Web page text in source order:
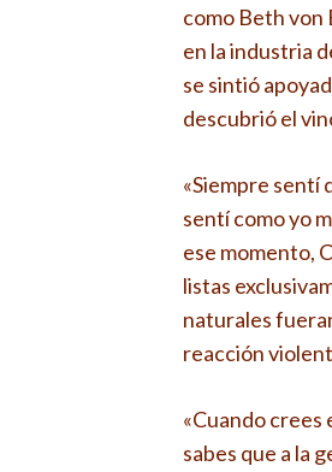
como Beth von
en la industria
se sintió
descubrió el
«Siempre sentí
sentí como yo
ese momento,
listas
naturales
reacción
«Cuando crees
sabes que a la